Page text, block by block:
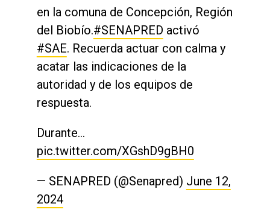
en la comuna de Concepción, Región
del Biobío.#SENAPRED activó
#SAE. Recuerda actuar con calma y
acatar las indicaciones de la
autoridad y de los equipos de
respuesta.
Durante…
pic.twitter.com/XGshD9gBH0
— SENAPRED (@Senapred) June 12,
2024